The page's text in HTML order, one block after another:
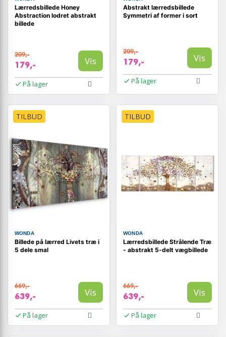
Lærredsbillede Honey
Abstraction lodret abstrakt
billede
209,-
179,- Vis
På lager
Abstrakt lærredsbillede
Symmetri af former i sort
209,-
179,- Vis
På lager
TILBUD
WONDA
Billede på lærred Livets træ i
5 dele smal
669,-
639,- Vis
På lager
TILBUD
WONDA
Lærredsbillede Strålende Træ
- abstrakt 5-delt vægbillede
669,-
639,- Vis
På lager